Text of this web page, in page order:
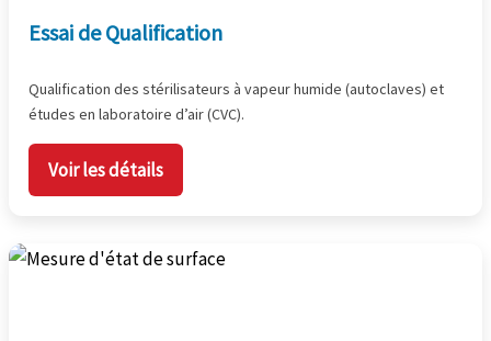
Essai de Qualification
Qualification des stérilisateurs à vapeur humide (autoclaves) et
études en laboratoire d’air (CVC).
Voir les détails